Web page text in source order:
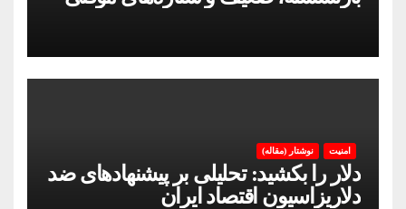
امنیت نوشتار (مقاله)
دلار را بکشید: تحلیلی بر پیشنهادهای ضد
دلاریزاسیون اقتصاد ایران